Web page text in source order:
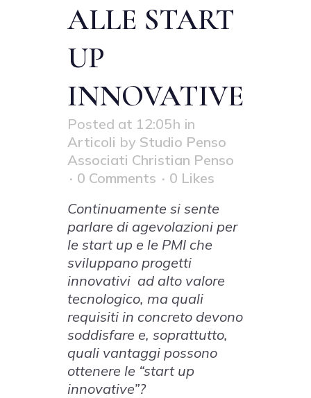
ALLE START
UP
INNOVATIVE
Posted at 12:05h in
Articoli by Studio Penso
Associati Christian Penso
0 Comments
0 Likes
Continuamente si sente
parlare di agevolazioni per
le start up e le PMI che
sviluppano progetti
innovativi ad alto valore
tecnologico, ma quali
requisiti in concreto devono
soddisfare e, soprattutto,
quali vantaggi possono
ottenere le “start up
innovative”?